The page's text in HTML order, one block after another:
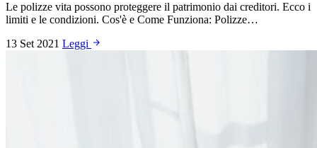
Le polizze vita possono proteggere il patrimonio dai creditori. Ecco i
limiti e le condizioni. Cos'è e Come Funziona: Polizze…
13 Set 2021 Leggi